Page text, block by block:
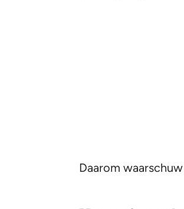
Daarom